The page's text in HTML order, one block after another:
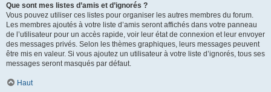
Que sont mes listes d’amis et d’ignorés ?
Vous pouvez utiliser ces listes pour organiser les autres membres du forum.
Les membres ajoutés à votre liste d’amis seront affichés dans votre panneau
de l’utilisateur pour un accès rapide, voir leur état de connexion et leur envoyer
des messages privés. Selon les thèmes graphiques, leurs messages peuvent
être mis en valeur. Si vous ajoutez un utilisateur à votre liste d’ignorés, tous ses
messages seront masqués par défaut.
Haut